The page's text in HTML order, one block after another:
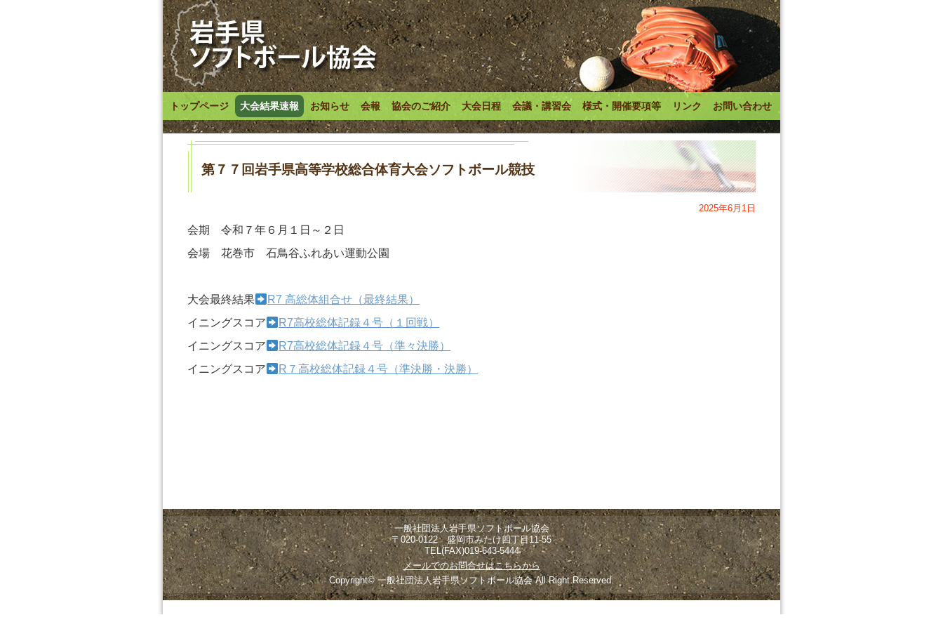
トップページ 大会結果速報 お知らせ 会報 協会のご紹介 大会日程 会議・講習会 様式・開催要項等 リンク お問い合わせ
第７７回岩手県高等学校総合体育大会ソフトボール競技
2025年6月1日
会期 令和７年６月１日～２日
会場 花巻市 石鳥谷ふれあい運動公園
大会最終結果
R7 高総体組合せ（最終結果）
イニングスコア
R7高校総体記録４号（１回戦）
イニングスコア
R7高校総体記録４号（準々決勝）
イニングスコア
R７高校総体記録４号（準決勝・決勝）
一般社団法人岩手県ソフトボール協会
〒020-0122 盛岡市みたけ四丁目11-55
TEL(FAX)019-643-5444
メールでのお問合せはこちらから
Copyright© 一般社団法人岩手県ソフトボール協会 All Right Reserved.